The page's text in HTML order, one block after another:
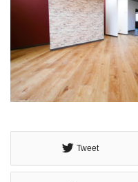
Tweet